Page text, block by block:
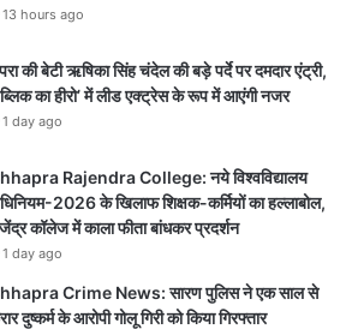
13 hours ago
की बेटी ऋषिका सिंह चंदेल की बड़े पर्दे पर दमदार एंट्री,
का हीरो’ में लीड एक्ट्रेस के रूप में आएंगी नजर
1 day ago
Rajendra College: नये विश्वविद्यालय
2026 के खिलाफ शिक्षक-कर्मियों का हल्लाबोल,
कॉलेज में काला फीता बांधकर प्रदर्शन
1 day ago
Crime News: सारण पुलिस ने एक साल से
दुष्कर्म के आरोपी गोलू गिरी को किया गिरफ्तार